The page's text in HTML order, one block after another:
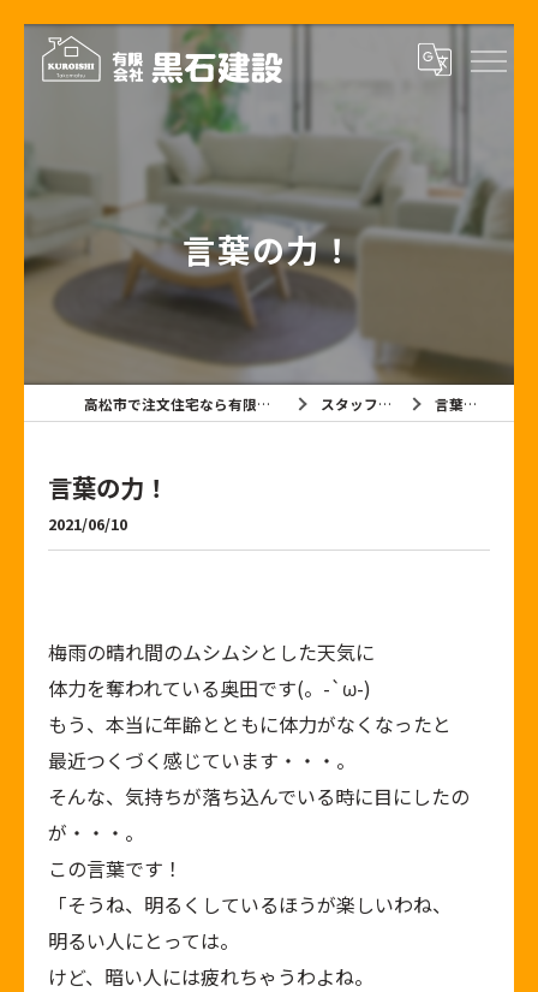
言葉の力！
高松市で注文住宅なら有限会社黒石建設 スタッフブログ 言葉の力！
言葉の力！
2021/06/10
梅雨の晴れ間のムシムシとした天気に
体力を奪われている奥田です(。-`ω-)
もう、本当に年齢とともに体力がなくなったと
最近つくづく感じています・・・。
そんな、気持ちが落ち込んでいる時に目にしたの
が・・・。
この言葉です！
「そうね、明るくしているほうが楽しいわね、
明るい人にとっては。
けど、暗い人には疲れちゃうわよね。